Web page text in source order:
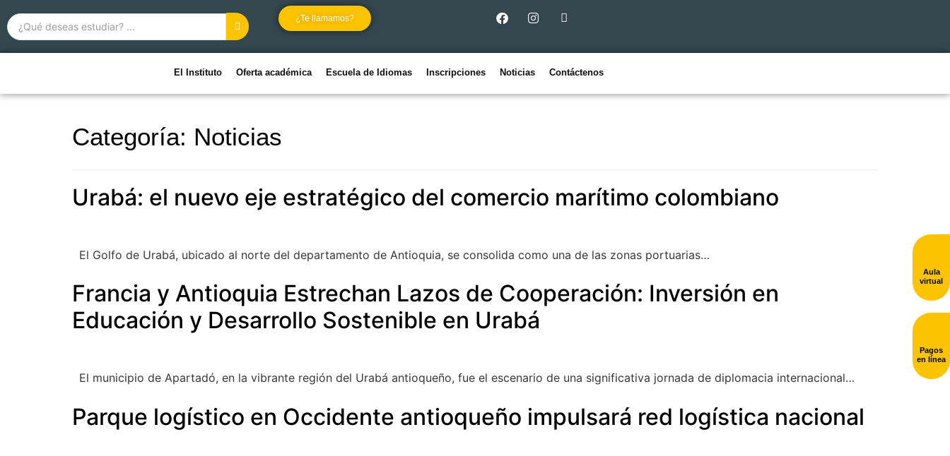
¿Te llamamos?
El Instituto Oferta académica Escuela de Idiomas Inscripciones Noticias Contáctenos
Categoría: Noticias
Urabá: el nuevo eje estratégico del comercio marítimo colombiano
El Golfo de Urabá, ubicado al norte del departamento de Antioquia, se consolida como una de las zonas portuarias…
Francia y Antioquia Estrechan Lazos de Cooperación: Inversión en
Educación y Desarrollo Sostenible en Urabá
El municipio de Apartadó, en la vibrante región del Urabá antioqueño, fue el escenario de una significativa jornada de diplomacia internacional…
Parque logístico en Occidente antioqueño impulsará red logística nacional
Aula
virtual
Pagos
en línea